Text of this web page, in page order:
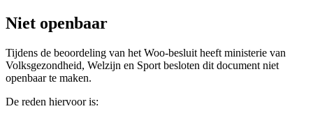
Niet openbaar
Tijdens de beoordeling van het Woo-besluit heeft ministerie van
Volksgezondheid, Welzijn en Sport besloten dit document niet
openbaar te maken.
De reden hiervoor is: